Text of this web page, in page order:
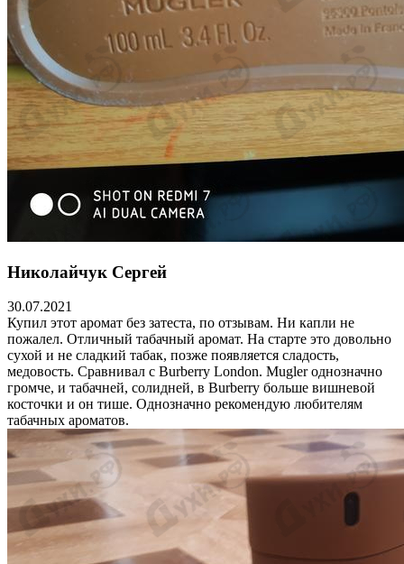
Николайчук Сергей
30.07.2021
Купил этот аромат без затеста, по отзывам. Ни капли не
пожалел. Отличный табачный аромат. На старте это довольно
сухой и не сладкий табак, позже появляется сладость,
медовость. Сравнивал с Burberry London. Mugler однозначно
громче, и табачней, солидней, в Burberry больше вишневой
косточки и он тише. Однозначно рекомендую любителям
табачных ароматов.